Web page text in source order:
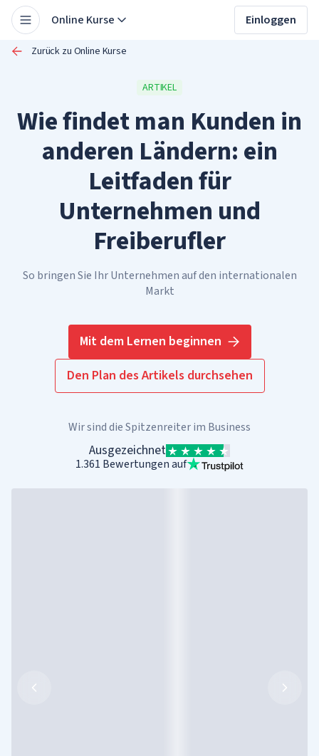
Online Kurse Einloggen
Zurück zu Online Kurse
ARTIKEL
Wie findet man Kunden in
anderen Ländern: ein
Leitfaden für
Unternehmen und
Freiberufler
So bringen Sie Ihr Unternehmen auf den internationalen
Markt
Mit dem Lernen beginnen
Den Plan des Artikels durchsehen
Wir sind die Spitzenreiter im Business
Ausgezeichnet
1.361 Bewertungen auf